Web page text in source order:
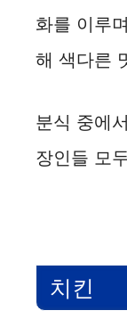
화를 이루
해 색다른
분식 중에
장인들 모
치킨